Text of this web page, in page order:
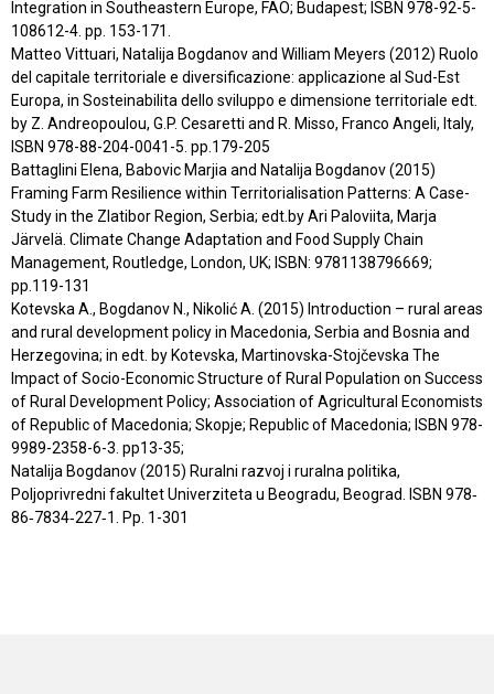
Integration in Southeastern Europe, FAO; Budapest; ISBN 978-92-5-
108612-4. pp. 153-171.
Matteo Vittuari, Natalija Bogdanov and William Meyers (2012) Ruolo
del capitale territoriale e diversificazione: applicazione al Sud-Est
Europa, in Sosteinabilita dello sviluppo e dimensione territoriale edt.
by Z. Andreopoulou, G.P. Cesaretti and R. Misso, Franco Angeli, Italy,
ISBN 978-88-204-0041-5. pp.179-205
Battaglini Elena, Babovic Marjia and Natalija Bogdanov (2015)
Framing Farm Resilience within Territorialisation Patterns: A Case-
Study in the Zlatibor Region, Serbia; edt.by Ari Paloviita, Marja
Järvelä. Climate Change Adaptation and Food Supply Chain
Management, Routledge, London, UK; ISBN: 9781138796669;
pp.119-131
Kotevska A., Bogdanov N., Nikolić A. (2015) Introduction – rural areas
and rural development policy in Macedonia, Serbia and Bosnia and
Herzegovina; in edt. by Kotevska, Martinovska-Stojčevska The
Impact of Socio-Economic Structure of Rural Population on Success
of Rural Development Policy; Association of Agricultural Economists
of Republic of Macedonia; Skopje; Republic of Macedonia; ISBN 978-
9989-2358-6-3. pp13-35;
Natalija Bogdanov (2015) Ruralni razvoj i ruralna politika,
Poljoprivredni fakultet Univerziteta u Beogradu, Beograd. ISBN 978‐
86‐7834‐227‐1. Pp. 1-301